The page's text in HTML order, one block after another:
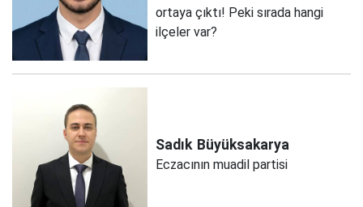
ortaya çıktı! Peki sırada hangi
ilçeler var?
Sadık Büyüksakarya
Eczacının muadil partisi